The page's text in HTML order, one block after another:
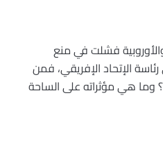
فشلت في منع
الإتحاد الإفريقي، فمن
هي مؤثراته على الساحة